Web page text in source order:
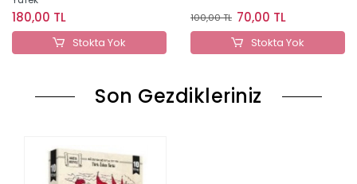
180,00 TL
Stokta Yok
100,00 TL 70,00 TL
Stokta Yok
Son Gezdikleriniz